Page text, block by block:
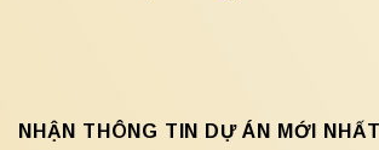
NHẬN THÔNG TIN DỰ ÁN MỚI NHẤT